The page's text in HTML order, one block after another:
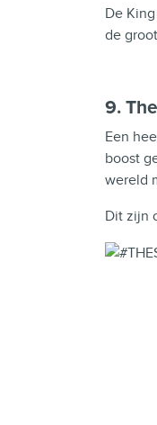
De
de
9.
Een
boost
wereld
Dit zijn